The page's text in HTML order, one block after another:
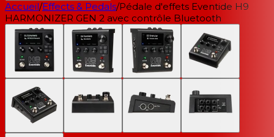
Accueil/Effects & Pedals/Pédale d'effets Eventide H9
HARMONIZER GEN 2 avec contrôle Bluetooth